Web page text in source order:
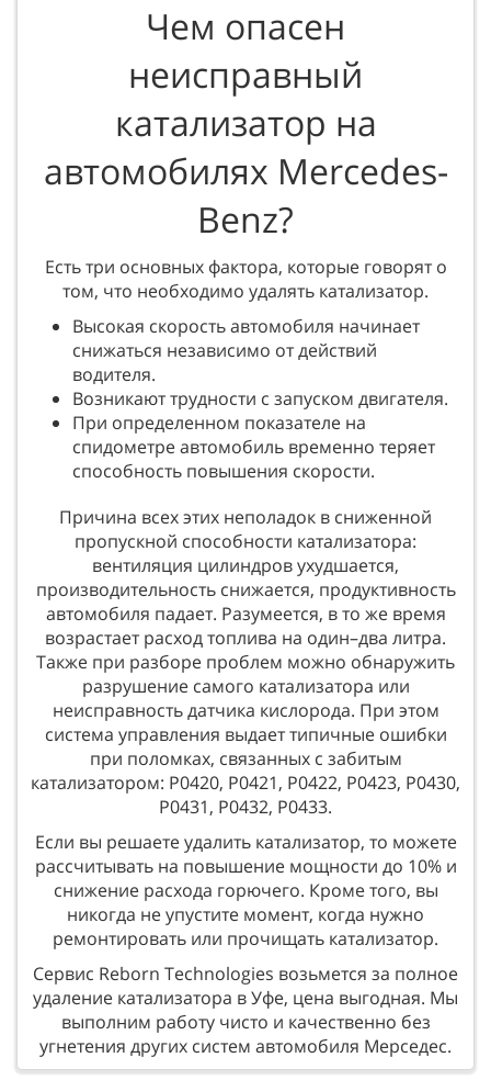
Чем опасен
неисправный
катализатор на
автомобилях Mercedes-
Benz?
Есть три основных фактора, которые говорят о
том, что необходимо удалять катализатор.
Высокая скорость автомобиля начинает
снижаться независимо от действий
водителя.
Возникают трудности с запуском двигателя.
При определенном показателе на
спидометре автомобиль временно теряет
способность повышения скорости.
Причина всех этих неполадок в сниженной
пропускной способности катализатора:
вентиляция цилиндров ухудшается,
производительность снижается, продуктивность
автомобиля падает. Разумеется, в то же время
возрастает расход топлива на один–два литра.
Также при разборе проблем можно обнаружить
разрушение самого катализатора или
неисправность датчика кислорода. При этом
система управления выдает типичные ошибки
при поломках, связанных с забитым
катализатором: Р0420, Р0421, Р0422, Р0423, Р0430,
Р0431, Р0432, Р0433.
Если вы решаете удалить катализатор, то можете
рассчитывать на повышение мощности до 10% и
снижение расхода горючего. Кроме того, вы
никогда не упустите момент, когда нужно
ремонтировать или прочищать катализатор.
Сервис Reborn Technologies возьмется за полное
удаление катализатора в Уфе, цена выгодная. Мы
выполним работу чисто и качественно без
угнетения других систем автомобиля Мерседес.